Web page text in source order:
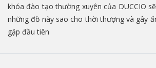
khóa đào tạo thường xuyên của DUCCIO
những đồ này sao cho thời thượng và gây
gặp đầu tiên